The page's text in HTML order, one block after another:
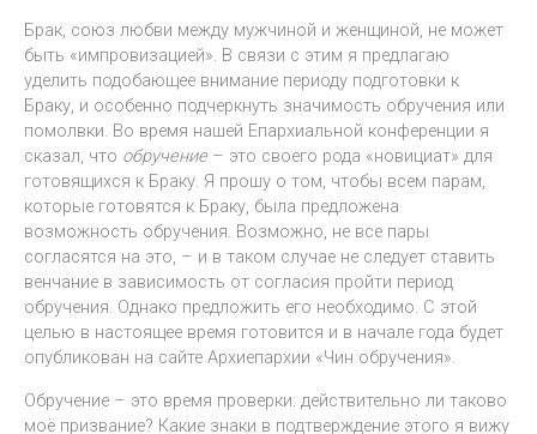
Брак, союз любви между мужчиной и женщиной, не может
быть «импровизацией». В связи с этим я предлагаю
уделить подобающее внимание периоду подготовки к
Браку, и особенно подчеркнуть значимость обручения или
помолвки. Во время нашей Епархиальной конференции я
сказал, что обручение – это своего рода «новициат» для
готовящихся к Браку. Я прошу о том, чтобы всем парам,
которые готовятся к Браку, была предложена
возможность обручения. Возможно, не все пары
согласятся на это, – и в таком случае не следует ставить
венчание в зависимость от согласия пройти период
обручения. Однако предложить его необходимо. С этой
целью в настоящее время готовится и в начале года будет
опубликован на сайте Архиепархии «Чин обручения».
Обручение – это время проверки: действительно ли таково
моё призвание? Какие знаки в подтверждение этого я вижу